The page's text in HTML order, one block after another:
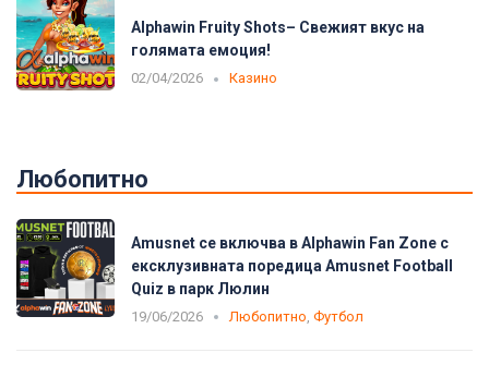
Alphawin Fruity Shots– Свежият вкус на
голямата емоция!
02/04/2026 Казино
Любопитно
Amusnet се включва в Alphawin Fan Zone с
ексклузивната поредица Amusnet Football
Quiz в парк Люлин
19/06/2026 Любопитно Футбол